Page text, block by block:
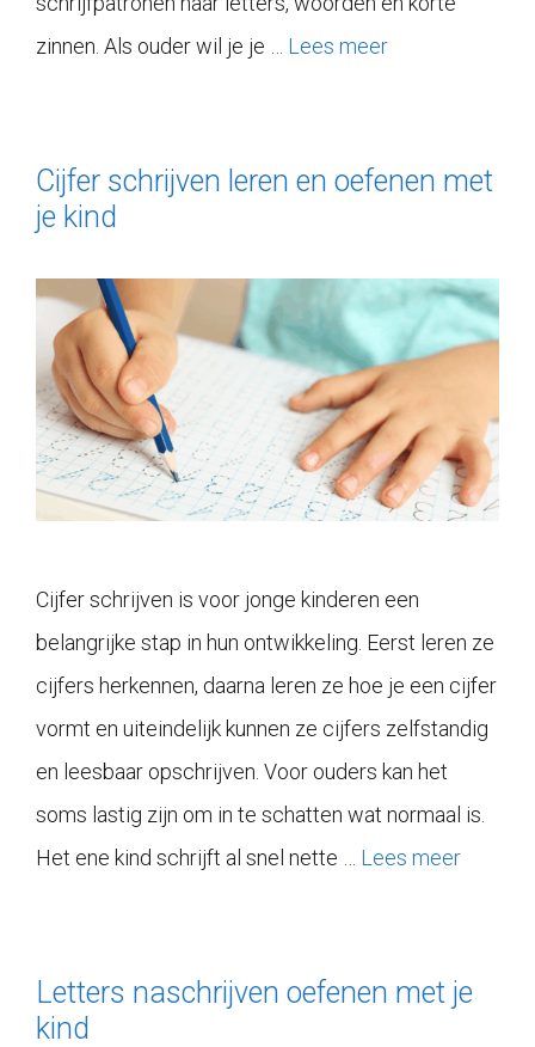
zinnen. Als ouder wil je je … Lees meer
Cijfer schrijven leren en oefenen met
je kind
Cijfer schrijven is voor jonge kinderen een
belangrijke stap in hun ontwikkeling. Eerst leren ze
cijfers herkennen, daarna leren ze hoe je een cijfer
vormt en uiteindelijk kunnen ze cijfers zelfstandig
en leesbaar opschrijven. Voor ouders kan het
soms lastig zijn om in te schatten wat normaal is.
Het ene kind schrijft al snel nette … Lees meer
Letters naschrijven oefenen met je
kind